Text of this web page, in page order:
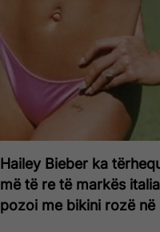
Hailey Bieber ka
më të re të markës
pozoi me bikini rozë në